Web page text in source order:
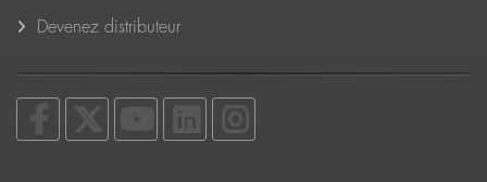
Devenez distributeur